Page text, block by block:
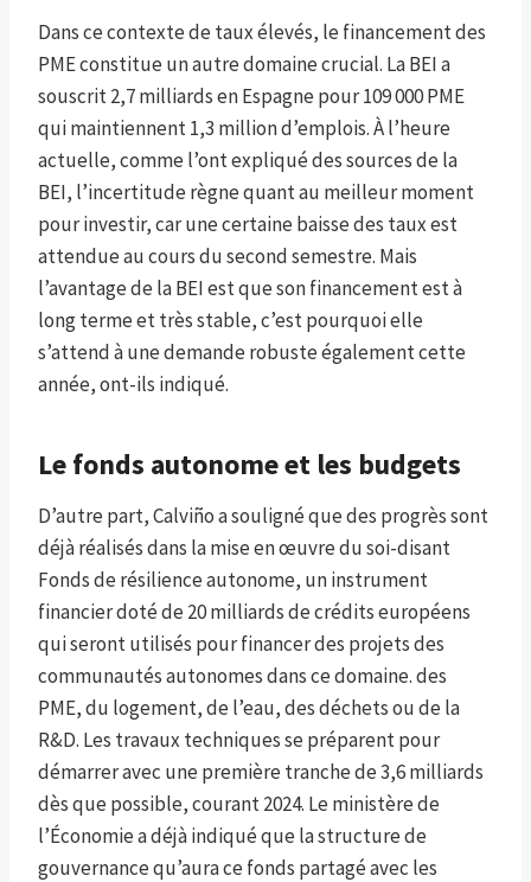
Dans ce contexte de taux élevés, le financement des
PME constitue un autre domaine crucial. La BEI a
souscrit 2,7 milliards en Espagne pour 109 000 PME
qui maintiennent 1,3 million d’emplois. À l’heure
actuelle, comme l’ont expliqué des sources de la
BEI, l’incertitude règne quant au meilleur moment
pour investir, car une certaine baisse des taux est
attendue au cours du second semestre. Mais
l’avantage de la BEI est que son financement est à
long terme et très stable, c’est pourquoi elle
s’attend à une demande robuste également cette
année, ont-ils indiqué.
Le fonds autonome et les budgets
D’autre part, Calviño a souligné que des progrès sont
déjà réalisés dans la mise en œuvre du soi-disant
Fonds de résilience autonome, un instrument
financier doté de 20 milliards de crédits européens
qui seront utilisés pour financer des projets des
communautés autonomes dans ce domaine. des
PME, du logement, de l’eau, des déchets ou de la
R&D. Les travaux techniques se préparent pour
démarrer avec une première tranche de 3,6 milliards
dès que possible, courant 2024. Le ministère de
l’Économie a déjà indiqué que la structure de
gouvernance qu’aura ce fonds partagé avec les